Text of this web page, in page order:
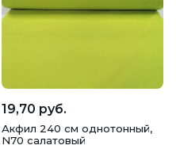
19,70 руб.
Акфил 240 см однотонный,
N70 салатовый